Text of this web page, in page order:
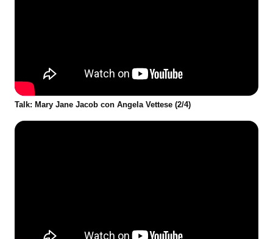
Talk: Mary Jane Jacob con Angela Vettese (2/4)